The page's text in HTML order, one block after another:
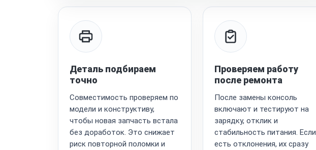
Деталь подбираем
точно
Совместимость проверяем по
модели и конструктиву,
чтобы новая запчасть встала
без доработок. Это снижает
риск повторной поломки и
Проверяем работу
после ремонта
После замены консоль
включают и тестируют на
зарядку, отклик и
стабильность питания. Если
есть отклонения, их сразу